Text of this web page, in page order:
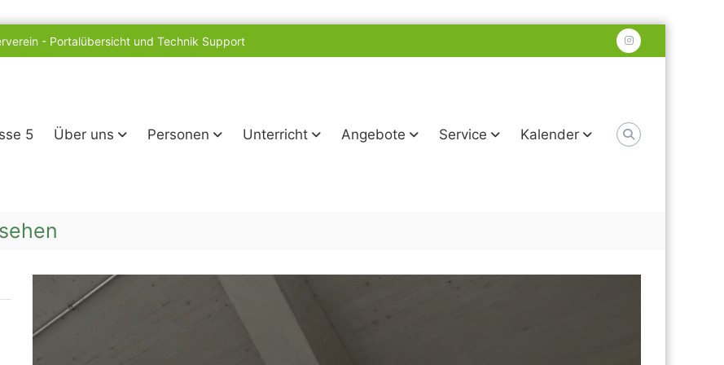
- Portalübersicht und Technik Support instagram
5 Über uns Personen Unterricht Angebote Service Kalender